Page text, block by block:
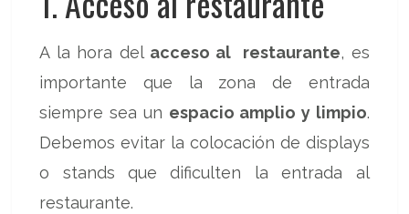
A la hora del acceso al restaurante, es
importante que la zona de entrada
siempre sea un espacio amplio y limpio.
Debemos evitar la colocación de displays
o stands que dificulten la entrada al
restaurante.